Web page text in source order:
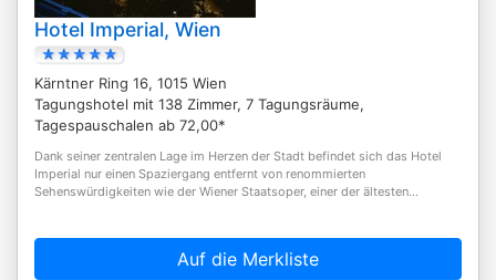
Hotel Imperial, Wien
Kärntner Ring 16, 1015 Wien
Tagungshotel mit 138 Zimmer, 7 Tagungsräume,
Tagespauschalen ab 72,00*
Dank seiner zentralen Lage im Herzen der Stadt befindet sich das Hotel
Imperial nur einen Spaziergang entfernt von renommierten
Sehenswürdigkeiten wie der Wiener Staatsoper, einer der ältesten...
Auf die Merkliste